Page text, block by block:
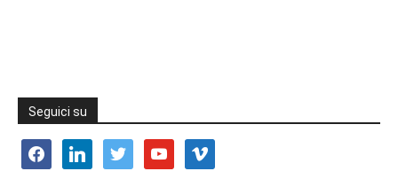
Seguici su
facebooklinkedin twitter youtube vimeo